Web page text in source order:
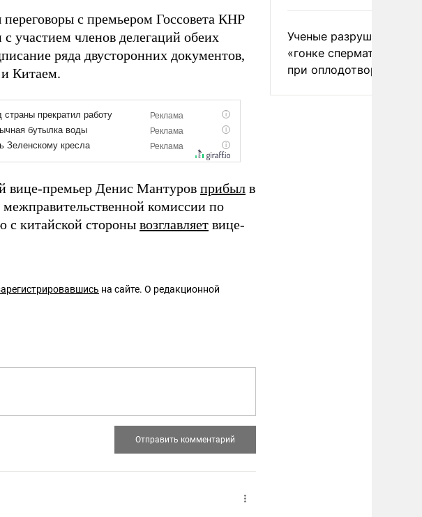
с премьером Госсовета КНР
участием членов делегаций обеих
ряда двусторонних документов,
Китаем.
вице-премьер Денис Мантуров прибыл в
комиссии по
с китайской стороны возглавляет вице-
на сайте. О редакционной
Ученые разрушили миф
«гонке
при оплодотворении